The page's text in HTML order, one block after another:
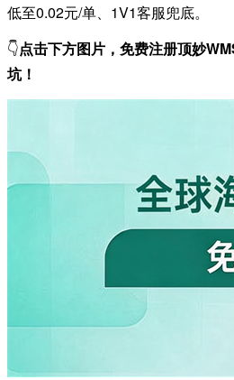
低至0.02元/单、1V1客服兜底。
👇点击下方图片，免费注册顶妙
坑！